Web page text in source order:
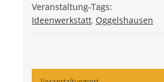
Veranstaltung-Tags:
Ideenwerkstatt, Oggelshausen